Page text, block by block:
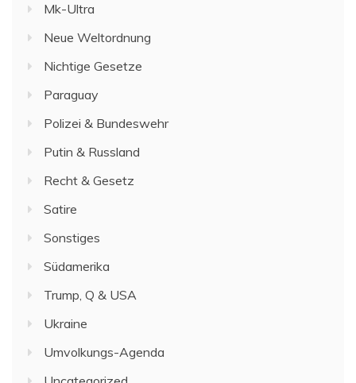
Mk-Ultra
Neue Weltordnung
Nichtige Gesetze
Paraguay
Polizei & Bundeswehr
Putin & Russland
Recht & Gesetz
Satire
Sonstiges
Südamerika
Trump, Q & USA
Ukraine
Umvolkungs-Agenda